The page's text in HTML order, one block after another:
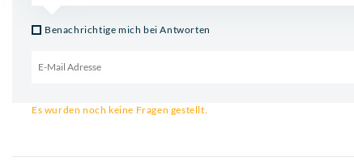
Benachrichtige mich bei Antworten
Es wurden noch keine Fragen gestellt.